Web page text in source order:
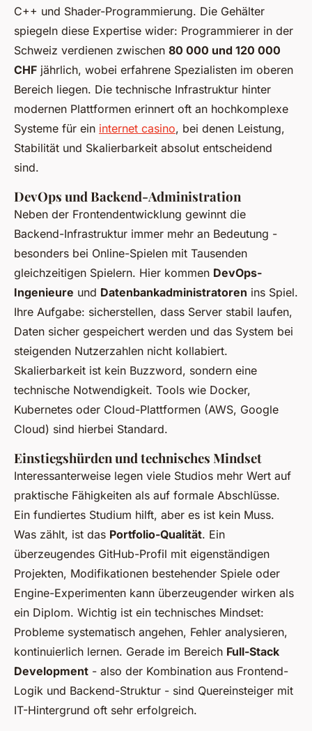
C++ und Shader-Programmierung. Die Gehälter
spiegeln diese Expertise wider: Programmierer in der
Schweiz verdienen zwischen 80 000 und 120 000
CHF jährlich, wobei erfahrene Spezialisten im oberen
Bereich liegen. Die technische Infrastruktur hinter
modernen Plattformen erinnert oft an hochkomplexe
Systeme für ein internet casino, bei denen Leistung,
Stabilität und Skalierbarkeit absolut entscheidend
sind.
DevOps und Backend-Administration
Neben der Frontendentwicklung gewinnt die
Backend-Infrastruktur immer mehr an Bedeutung -
besonders bei Online-Spielen mit Tausenden
gleichzeitigen Spielern. Hier kommen DevOps-
Ingenieure und Datenbankadministratoren ins Spiel.
Ihre Aufgabe: sicherstellen, dass Server stabil laufen,
Daten sicher gespeichert werden und das System bei
steigenden Nutzerzahlen nicht kollabiert.
Skalierbarkeit ist kein Buzzword, sondern eine
technische Notwendigkeit. Tools wie Docker,
Kubernetes oder Cloud-Plattformen (AWS, Google
Cloud) sind hierbei Standard.
Einstiegshürden und technisches Mindset
Interessanterweise legen viele Studios mehr Wert auf
praktische Fähigkeiten als auf formale Abschlüsse.
Ein fundiertes Studium hilft, aber es ist kein Muss.
Was zählt, ist das Portfolio-Qualität. Ein
überzeugendes GitHub-Profil mit eigenständigen
Projekten, Modifikationen bestehender Spiele oder
Engine-Experimenten kann überzeugender wirken als
ein Diplom. Wichtig ist ein technisches Mindset:
Probleme systematisch angehen, Fehler analysieren,
kontinuierlich lernen. Gerade im Bereich Full-Stack
Development - also der Kombination aus Frontend-
Logik und Backend-Struktur - sind Quereinsteiger mit
IT-Hintergrund oft sehr erfolgreich.